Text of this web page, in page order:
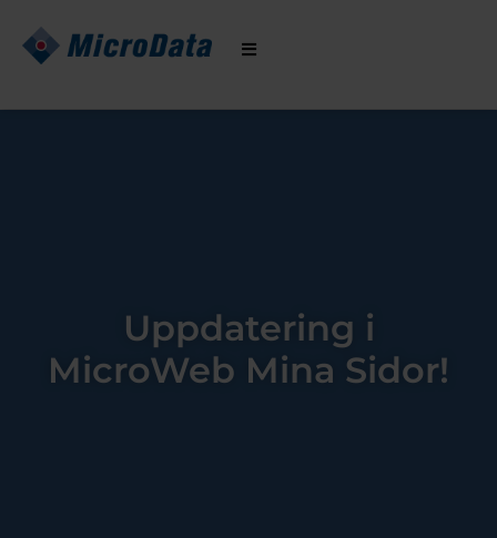
innehåll
Uppdatering i
MicroWeb Mina Sidor!